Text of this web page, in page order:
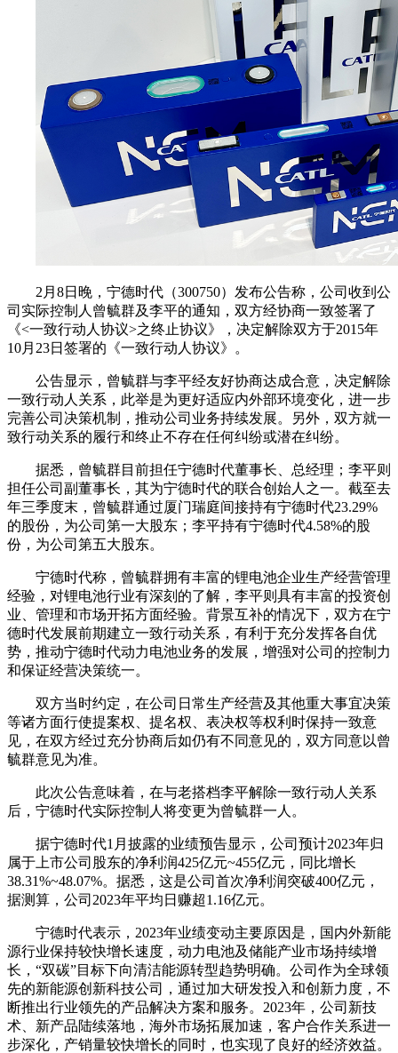
2月8日晚，宁德时代（300750）发布公告称，公司收到公
司实际控制人曾毓群及李平的通知，双方经协商一致签署了
《<一致行动人协议>之终止协议》，决定解除双方于2015年
10月23日签署的《一致行动人协议》。
公告显示，曾毓群与李平经友好协商达成合意，决定解除
一致行动人关系，此举是为更好适应内外部环境变化，进一步
完善公司决策机制，推动公司业务持续发展。另外，双方就一
致行动关系的履行和终止不存在任何纠纷或潜在纠纷。
据悉，曾毓群目前担任宁德时代董事长、总经理；李平则
担任公司副董事长，其为宁德时代的联合创始人之一。截至去
年三季度末，曾毓群通过厦门瑞庭间接持有宁德时代23.29%
的股份，为公司第一大股东；李平持有宁德时代4.58%的股
份，为公司第五大股东。
宁德时代称，曾毓群拥有丰富的锂电池企业生产经营管理
经验，对锂电池行业有深刻的了解，李平则具有丰富的投资创
业、管理和市场开拓方面经验。背景互补的情况下，双方在宁
德时代发展前期建立一致行动关系，有利于充分发挥各自优
势，推动宁德时代动力电池业务的发展，增强对公司的控制力
和保证经营决策统一。
双方当时约定，在公司日常生产经营及其他重大事宜决策
等诸方面行使提案权、提名权、表决权等权利时保持一致意
见，在双方经过充分协商后如仍有不同意见的，双方同意以曾
毓群意见为准。
此次公告意味着，在与老搭档李平解除一致行动人关系
后，宁德时代实际控制人将变更为曾毓群一人。
据宁德时代1月披露的业绩预告显示，公司预计2023年归
属于上市公司股东的净利润425亿元~455亿元，同比增长
38.31%~48.07%。据悉，这是公司首次净利润突破400亿元，
据测算，公司2023年平均日赚超1.16亿元。
宁德时代表示，2023年业绩变动主要原因是，国内外新能
源行业保持较快增长速度，动力电池及储能产业市场持续增
长，“双碳”目标下向清洁能源转型趋势明确。公司作为全球领
先的新能源创新科技公司，通过加大研发投入和创新力度，不
断推出行业领先的产品解决方案和服务。2023年，公司新技
术、新产品陆续落地，海外市场拓展加速，客户合作关系进一
步深化，产销量较快增长的同时，也实现了良好的经济效益。